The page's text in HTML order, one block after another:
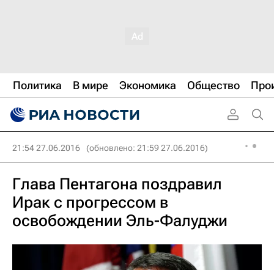
Политика В мире Экономика Общество
21:54 27.06.2016 (обновлено: 21:59 27.06.2016)
Глава Пентагона поздравил
Ирак с прогрессом в
освобождении Эль-Фалуджи